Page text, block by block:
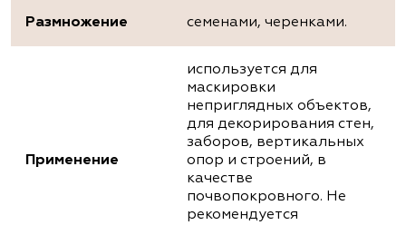
Размножение семенами, черенками.
Применение
используется для
маскировки
неприглядных объектов,
для декорирования стен,
заборов, вертикальных
опор и строений, в
качестве
почвопокровного. Не
рекомендуется